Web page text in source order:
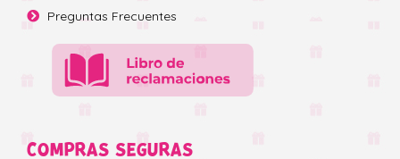
Preguntas Frecuentes
COMPRAS SEGURAS